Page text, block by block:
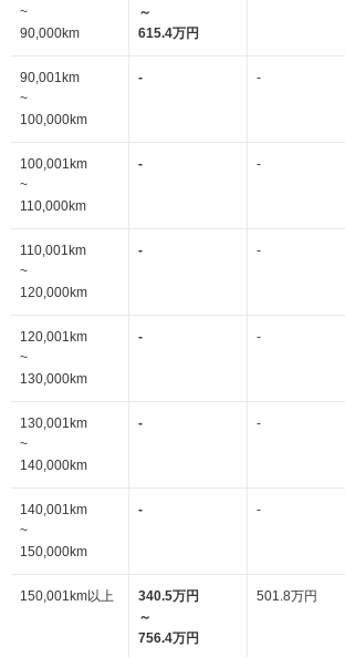
~
90,000km
～
615.4万円
90,001km
~
100,000km
- -
100,001km
~
110,000km
- -
110,001km
~
120,000km
- -
120,001km
~
130,000km
- -
130,001km
~
140,000km
- -
140,001km
~
150,000km
- -
150,001km以上
340.5万円
～
756.4万円
501.8万円